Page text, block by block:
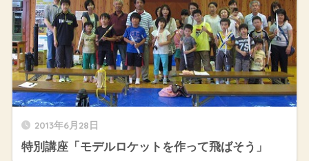
2013年6月28日
特別講座「モデルロケットを作って飛ばそう」